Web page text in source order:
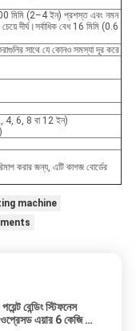
মিমি (2–4 ইন) প্রশস্ত এবং নমন
দীর্ঘ।সর্বাধিক বেধ 16 মিমি (0.6
সাথে যে কোনও সমস্যা দূর করে
4, 6, 8 বা 12 ইন)
করার জন্য, এটি কাগজ বোর্ডের
machine
বেন্ডিং স্টিফনেস
এয়ার 6 কেজি /